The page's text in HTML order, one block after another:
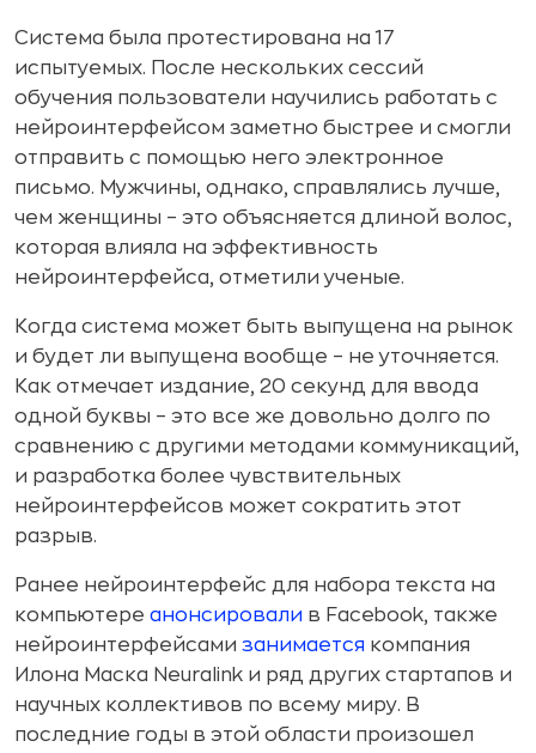
Система была протестирована на 17
испытуемых. После нескольких сессий
обучения пользователи научились работать с
нейроинтерфейсом заметно быстрее и смогли
отправить с помощью него электронное
письмо. Мужчины, однако, справлялись лучше,
чем женщины – это объясняется длиной волос,
которая влияла на эффективность
нейроинтерфейса, отметили ученые.
Когда система может быть выпущена на рынок
и будет ли выпущена вообще – не уточняется.
Как отмечает издание, 20 секунд для ввода
одной буквы – это все же довольно долго по
сравнению с другими методами коммуникаций,
и разработка более чувствительных
нейроинтерфейсов может сократить этот
разрыв.
Ранее нейроинтерфейс для набора текста на
компьютере анонсировали в Facebook, также
нейроинтерфейсами занимается компания
Илона Маска Neuralink и ряд других стартапов и
научных коллективов по всему миру. В
последние годы в этой области произошел